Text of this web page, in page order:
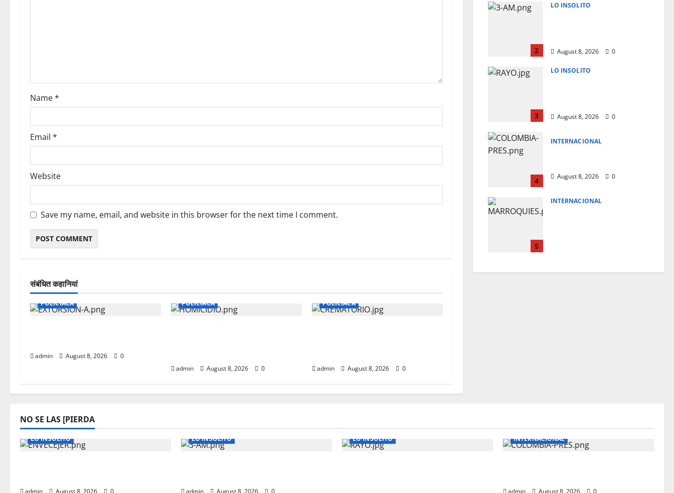
n
Name*
Email *
Website
Save my name, email, and website in this browser for the next time I comment.
संबंधित कहानियां
POLICIACA
admin August 8, 2026 0
POLICIACA
admin August 8, 2026 0
POLICIACA
admin August 8, 2026 0
2
LO INSOLITO
August 8, 2026 0
3
LO INSOLITO
August 8, 2026 0
4
INTERNACIONAL
August 8, 2026 0
5
INTERNACIONAL
NO SE LAS [PIERDA
LO INSOLITO
admin August 8, 2026 0
LO INSOLITO
admin August 8, 2026 0
LO INSOLITO INTERNACIONAL
admin August 8, 2026 0